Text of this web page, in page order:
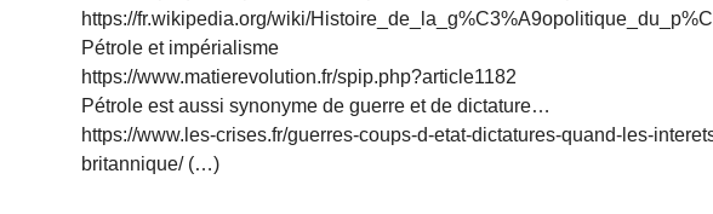
https://fr.wikipedia.org/wiki/
Pétrole et impérialisme
https://www.matierevolution.fr/spip.php?article1182
Pétrole est aussi synonyme de guerre et de dictature…
https://www.les-crises.fr/guerres-coups-d-etat-dictatures-quand-les-
britannique/ (…)